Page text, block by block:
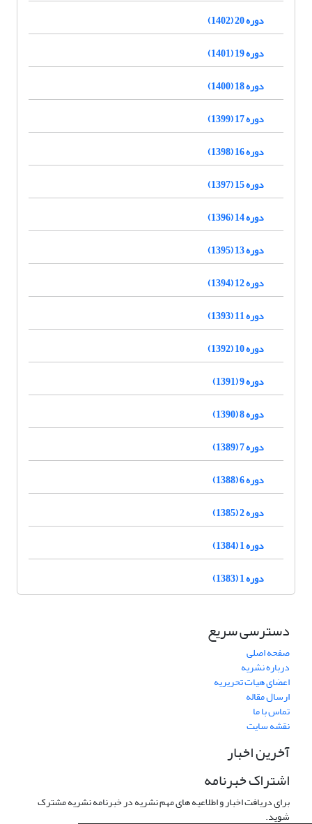
دوره 20 (1402)
دوره 19 (1401)
دوره 18 (1400)
دوره 17 (1399)
دوره 16 (1398)
دوره 15 (1397)
دوره 14 (1396)
دوره 13 (1395)
دوره 12 (1394)
دوره 11 (1393)
دوره 10 (1392)
دوره 9 (1391)
دوره 8 (1390)
دوره 7 (1389)
دوره 6 (1388)
دوره 2 (1385)
دوره 1 (1384)
دوره 1 (1383)
دسترسی سریع
صفحه اصلی
درباره نشریه
اعضای هیات تحریریه
ارسال مقاله
تماس با ما
نقشه سایت
آخرین اخبار
اشتراک خبرنامه
برای دریافت اخبار و اطلاعیه های مهم نشریه در خبرنامه نشریه مشترک
شوید.